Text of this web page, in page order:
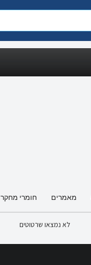
מאמרים חומרי מחקר
לא נמצאו שרטוטים